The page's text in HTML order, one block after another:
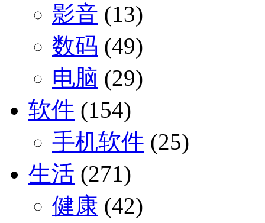
影音 (13)
数码 (49)
电脑 (29)
软件 (154)
手机软件 (25)
生活 (271)
健康 (42)